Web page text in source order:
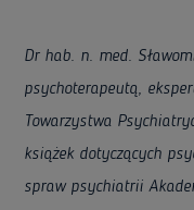
Dr hab. n. med.
psychoterapeutą,
Towarzystwa
książek dotyczących
spraw psychiatrii